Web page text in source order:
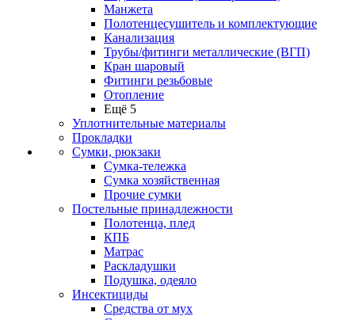
Манжета
Полотенцесушитель и комплектующие
Канализация
Трубы/фитинги металлические (ВГП)
Кран шаровый
Фитинги резьбовые
Отопление
Ещё 5
Уплотнительные материалы
Прокладки
Сумки, рюкзаки
Сумка-тележка
Сумка хозяйственная
Прочие сумки
Постельные принадлежности
Полотенца, плед
КПБ
Матрас
Раскладушки
Подушка, одеяло
Инсектициды
Средства от мух